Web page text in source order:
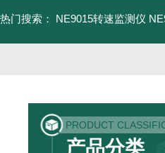
热门搜索： NE9015转速监测仪
PRODUCT
产品分类